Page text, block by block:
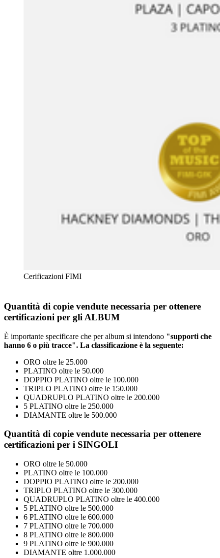
Cerificazioni FIMI
Quantità di copie vendute necessaria per ottenere
certificazioni per gli ALBUM
È importante specificare che per album si intendono "supporti che
hanno 6 o più tracce". La classificazione è la seguente:
ORO oltre le 25.000
PLATINO oltre le 50.000
DOPPIO PLATINO oltre le 100.000
TRIPLO PLATINO oltre le 150.000
QUADRUPLO PLATINO oltre le 200.000
5 PLATINO oltre le 250.000
DIAMANTE oltre le 500.000
Quantità di copie vendute necessaria per ottenere
certificazioni per i SINGOLI
ORO oltre le 50.000
PLATINO oltre le 100.000
DOPPIO PLATINO oltre le 200.000
TRIPLO PLATINO oltre le 300.000
QUADRUPLO PLATINO oltre le 400.000
5 PLATINO oltre le 500.000
6 PLATINO oltre le 600.000
7 PLATINO oltre le 700.000
8 PLATINO oltre le 800.000
9 PLATINO oltre le 900.000
DIAMANTE oltre 1.000.000